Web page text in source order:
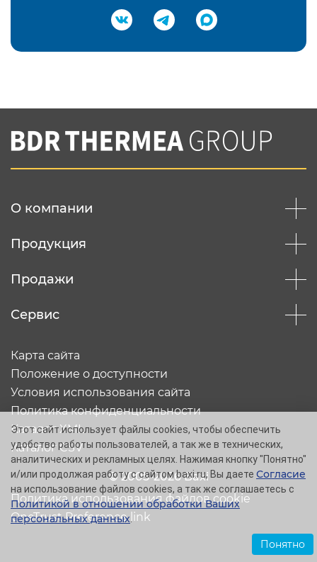
Подтвердить e-mail
Вы соглашаетесь с нашей политикой
конфеденциальности
О компании
Продукция
Продажи
Сервис
© 2005-2026 Baxi
Карта сайта
Положение о доступности
Условия использования сайта
Политика конфиденциальности
Каталог XML
Каталог CSV
Политика использования файлов cookie
OneTrust Preference link
Этот сайт использует файлы cookies, чтобы обеспечить
удобство работы пользователей, а так же в технических,
аналитических и рекламных целях. Нажимая кнопку "Понятно"
и/или продолжая работу с сайтом baxi.ru, Вы даете Согласие
на использование файлов cookies, а так же соглашаетесь с
Политикой в отношении обработки Ваших
персональных данных.
Понятно